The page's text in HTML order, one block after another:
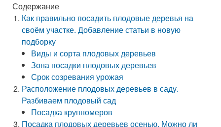
Содержание
Как правильно посадить плодовые деревья на
своём участке. Добавление статьи в новую
подборку
Виды и сорта плодовых деревьев
Зона посадки плодовых деревьев
Срок созревания урожая
Расположение плодовых деревьев в саду.
Разбиваем плодовый сад
Посадка крупномеров
Посадка плодовых деревьев осенью. Можно ли